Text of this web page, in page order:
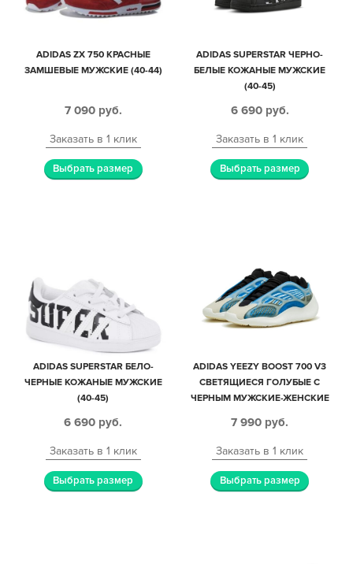
ADIDAS ZX 750 КРАСНЫЕ
ЗАМШЕВЫЕ МУЖСКИЕ (40-44)
7 090 руб.
Заказать в 1 клик
Выбрать размер
ADIDAS SUPERSTAR ЧЕРНО-
БЕЛЫЕ КОЖАНЫЕ МУЖСКИЕ
(40-45)
6 690 руб.
Заказать в 1 клик
Выбрать размер
ADIDAS SUPERSTAR БЕЛО-
ЧЕРНЫЕ КОЖАНЫЕ МУЖСКИЕ
(40-45)
6 690 руб.
Заказать в 1 клик
Выбрать размер
ADIDAS YEEZY BOOST 700 V3
СВЕТЯЩИЕСЯ ГОЛУБЫЕ С
ЧЕРНЫМ МУЖСКИЕ-ЖЕНСКИЕ
7 990 руб.
Заказать в 1 клик
Выбрать размер